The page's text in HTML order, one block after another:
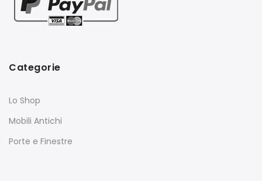
Categorie
Lo Shop
Mobili Antichi
Porte e Finestre